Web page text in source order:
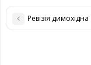
Ревізія